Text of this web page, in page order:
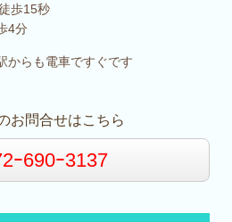
歩15秒
4分
からも電車ですぐです
お問合せはこちら
ｰ690ｰ3137